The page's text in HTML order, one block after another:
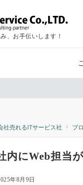
、お手伝いします！
社売れるITサービス社 ブ
内にWeb担当
年8月9日